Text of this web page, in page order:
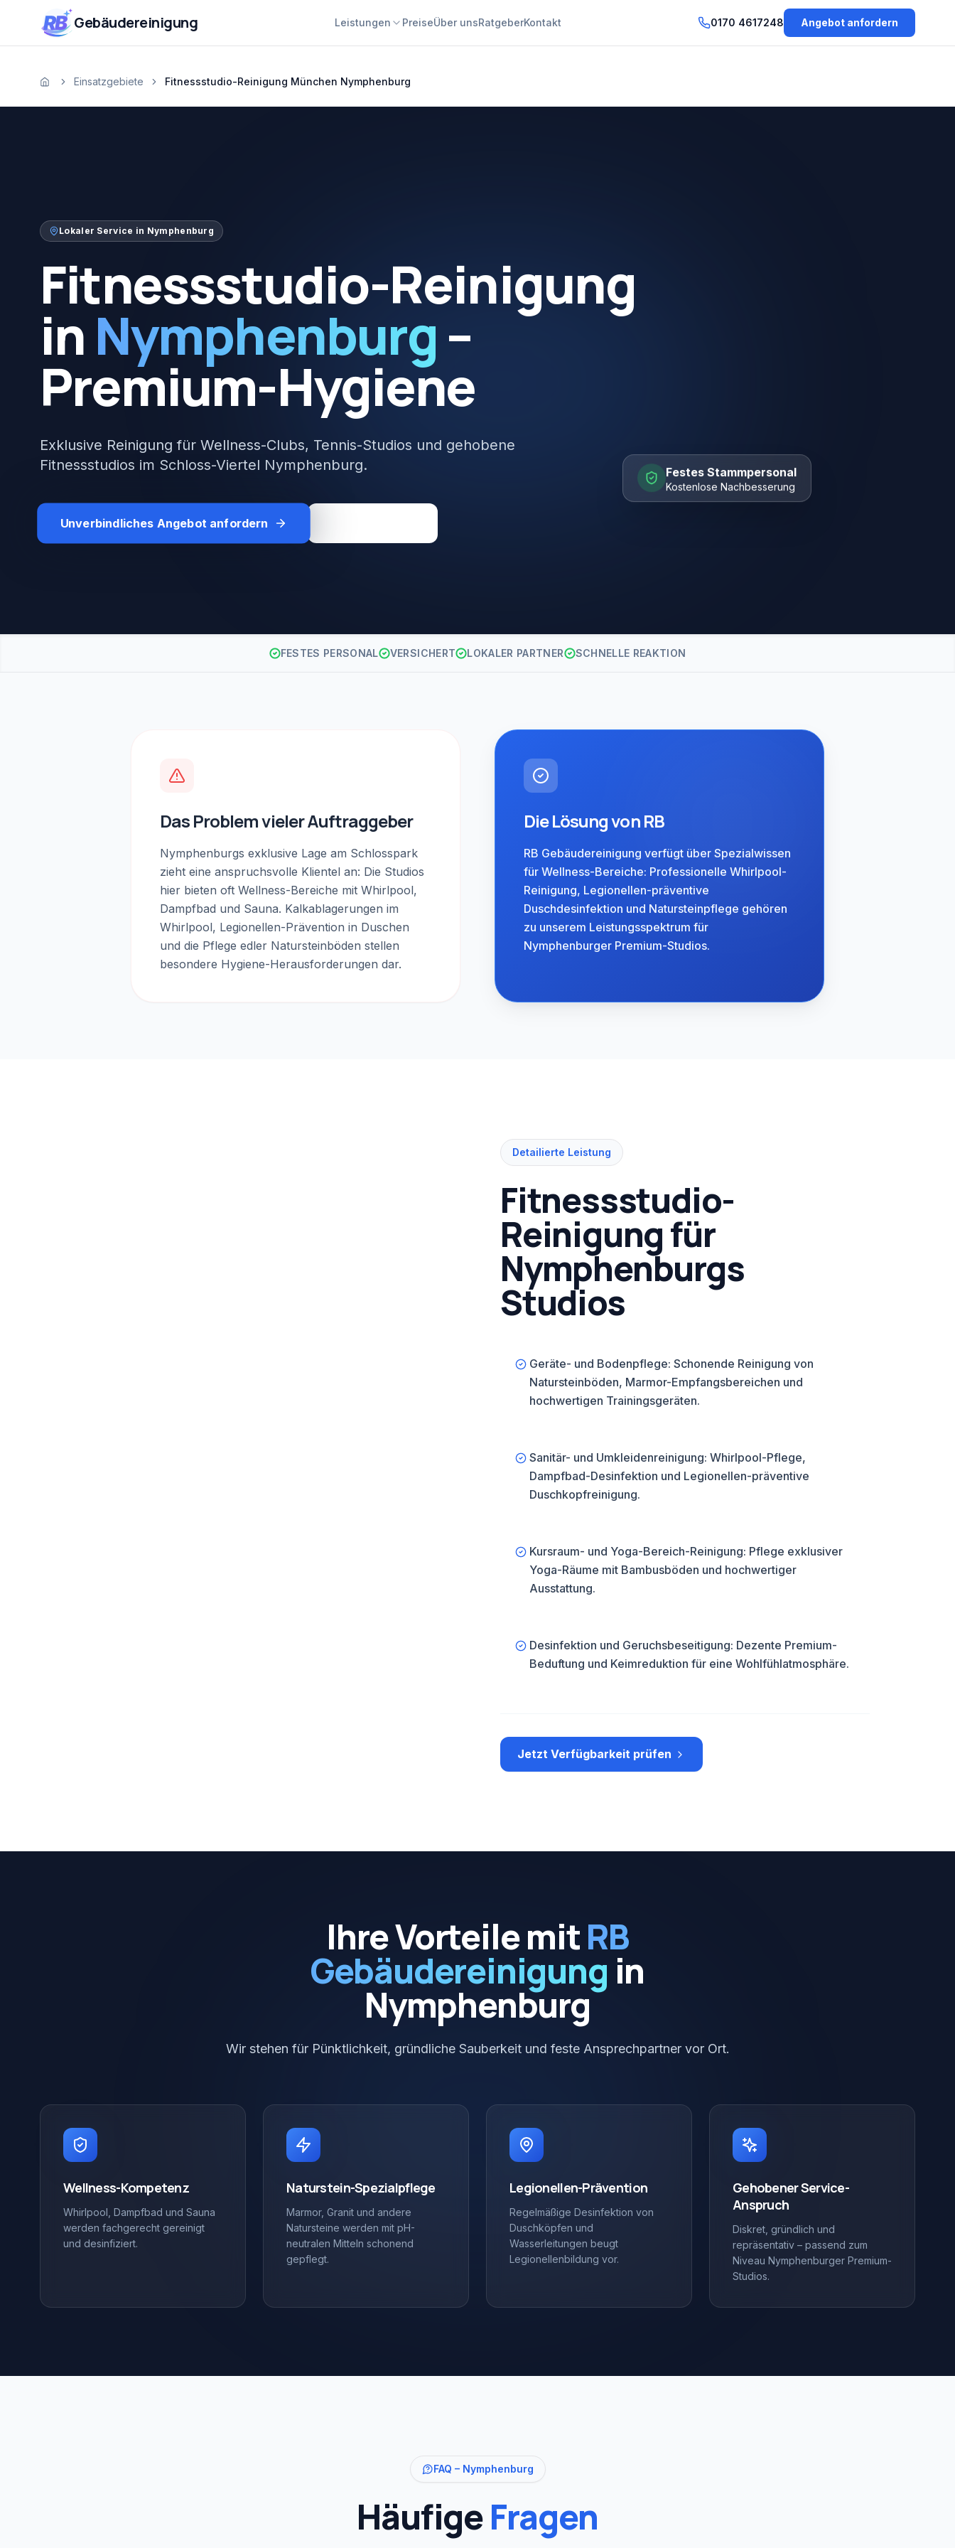
Zum Inhalt springen
RB Gebäudereinigung Leistungen PreiseÜber unsRatgeberKontakt 0170 4617248 Angebot anfordern
StartseiteEinsatzgebiete Fitnessstudio-Reinigung München Nymphenburg
Festes Stammpersonal
Kostenlose Nachbesserung
Lokaler Service in Nymphenburg
Fitnessstudio-Reinigung
in Nymphenburg–
Premium-Hygiene
Exklusive Reinigung für Wellness-Clubs, Tennis-Studios und gehobene
Fitnessstudios im Schloss-Viertel Nymphenburg.
Unverbindliches Angebot anfordern
FESTES PERSONAL VERSICHERT LOKALER PARTNER SCHNELLE REAKTION
Das Problem vieler Auftraggeber
Nymphenburgs exklusive Lage am Schlosspark
zieht eine anspruchsvolle Klientel an: Die Studios
hier bieten oft Wellness-Bereiche mit Whirlpool,
Dampfbad und Sauna. Kalkablagerungen im
Whirlpool, Legionellen-Prävention in Duschen
und die Pflege edler Natursteinböden stellen
besondere Hygiene-Herausforderungen dar.
Die Lösung von RB
RB Gebäudereinigung verfügt über Spezialwissen
für Wellness-Bereiche: Professionelle Whirlpool-
Reinigung, Legionellen-präventive
Duschdesinfektion und Natursteinpflege gehören
zu unserem Leistungsspektrum für
Nymphenburger Premium-Studios.
Detailierte Leistung
Fitnessstudio-
Reinigung für
Nymphenburgs
Studios
Geräte- und Bodenpflege: Schonende Reinigung von
Natursteinböden, Marmor-Empfangsbereichen und
hochwertigen Trainingsgeräten.
Sanitär- und Umkleidenreinigung: Whirlpool-Pflege,
Dampfbad-Desinfektion und Legionellen-präventive
Duschkopfreinigung.
Kursraum- und Yoga-Bereich-Reinigung: Pflege exklusiver
Yoga-Räume mit Bambusböden und hochwertiger
Ausstattung.
Desinfektion und Geruchsbeseitigung: Dezente Premium-
Beduftung und Keimreduktion für eine Wohlfühlatmosphäre.
Jetzt Verfügbarkeit prüfen
Ihre Vorteile mitRB
Gebäudereinigung in
Nymphenburg
Wir stehen für Pünktlichkeit, gründliche Sauberkeit und feste Ansprechpartner vor Ort.
Wellness-Kompetenz
Whirlpool, Dampfbad und Sauna
werden fachgerecht gereinigt
und desinfiziert.
Naturstein-Spezialpflege
Marmor, Granit und andere
Natursteine werden mit pH-
neutralen Mitteln schonend
gepflegt.
Legionellen-Prävention
Regelmäßige Desinfektion von
Duschköpfen und
Wasserleitungen beugt
Legionellenbildung vor.
Gehobener Service-
Anspruch
Diskret, gründlich und
repräsentativ – passend zum
Niveau Nymphenburger Premium-
Studios.
FAQ – Nymphenburg
HäufigeFragen